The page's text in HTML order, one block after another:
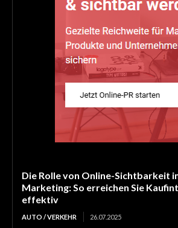
Die Rolle von Online-Sichtbarkeit
Marketing: So erreichen Sie
effektiv
AUTO / VERKEHR 26.07.2025